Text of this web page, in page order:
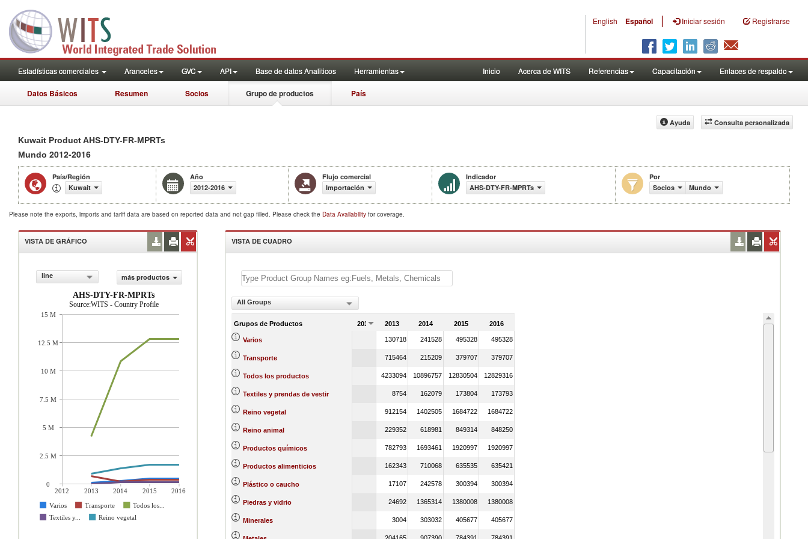
English Español | Iniciar sesión Registrarse
Estadísticas comerciales Aranceles GVC API Base de datos Analiticos Herramientas Inicio Acerca de WITS Referencias Capacitación Enlaces de respaldo
Datos Básicos Resumen Socios Grupo de productos País
Consulta personalizada
Ayuda
Kuwait Product AHS-DTY-FR-MPRTs
Mundo 2012-2016
País/Región
Kuwait
Año
2012-2016
Flujo comercial
Importación
Indicador
AHS-DTY-FR-MPRTs
Por
Socios
Mundo
Please note the exports, imports and tariff data are based on reported data and not gap filled. Please check the Data Availability for coverage.
VISTA DE GRÁFICO
line
más productos
AHS-DTY-FR-MPRTs
Source:WITS - Country Profile
2012 2013 2014 2015
2016
Varios
Transporte
Todos los...
Textiles y...
Reino vegetal
15 M
12.5 M
10 M
7.5 M
5 M
2.5 M
0
VISTA DE CUADRO
All Groups
Grupos de Productos 2012 2013 2014 2015 2016
Varios 130718 241528 495328 495328
Transporte 715464 215209 379707 379707
Todos los productos 4233094 10896757 12830504 12829316
Textiles y prendas de vestir 8754 162079 173804 173793
Reino vegetal 912154 1402505 1684722 1684722
Reino animal 229352 618981 849314 848250
Productos químicos 782793 1693461 1920997 1920997
Productos alimenticios 162343 710068 635535 635421
Plástico o caucho 17107 242578 300394 300394
Piedras y vidrio 24692 1365314 1380008 1380008
Minerales 3004 303032 405677 405677
204165 907390 784391 784391